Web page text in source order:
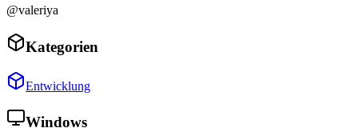
@valeriya
Kategorien
Entwicklung
Windows